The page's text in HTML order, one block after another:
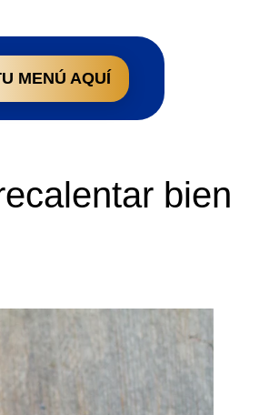
MENÚ AQUÍ
bien